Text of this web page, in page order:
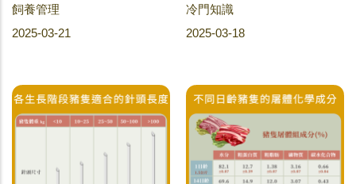
飼養管理
2025-03-21
冷門知識
2025-03-18